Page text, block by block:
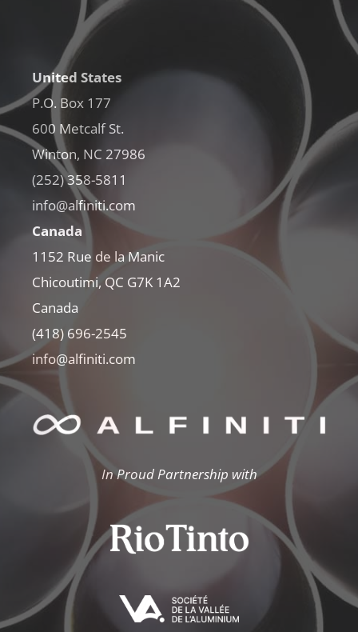
United States
P.O. Box 177
600 Metcalf St.
Winton, NC 27986
(252) 358-5811
info@alfiniti.com
Canada
1152 Rue de la Manic
Chicoutimi, QC G7K 1A2
Canada
(418) 696-2545
info@alfiniti.com
In Proud Partnership with